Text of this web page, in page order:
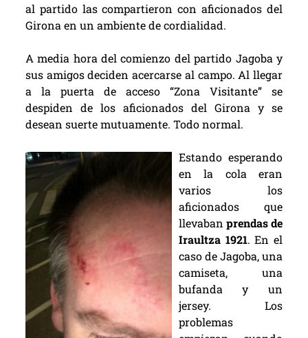
al partido las compartieron con aficionados del
Girona en un ambiente de cordialidad.
A media hora del comienzo del partido Jagoba y
sus amigos deciden acercarse al campo. Al llegar
a la puerta de acceso “Zona Visitante” se
despiden de los aficionados del Girona y se
desean suerte mutuamente. Todo normal.
Estando esperando
en la cola eran
varios los
aficionados que
llevaban prendas de
Iraultza 1921. En el
caso de Jagoba, una
camiseta, una
bufanda y un
jersey. Los
problemas